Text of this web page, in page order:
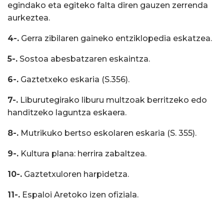
egindako eta egiteko falta diren gauzen zerrenda
aurkeztea.
4-. Gerra zibilaren gaineko entziklopedia eskatzea.
5-. Sostoa abesbatzaren eskaintza.
6-. Gaztetxeko eskaria (S.356).
7-. Liburutegirako liburu multzoak berritzeko edo
handitzeko laguntza eskaera.
8-. Mutrikuko bertso eskolaren eskaria (S. 355).
9-. Kultura plana: herrira zabaltzea.
10-. Gaztetxuloren harpidetza.
11-. Espaloi Aretoko izen ofiziala.